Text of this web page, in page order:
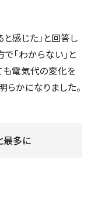
感じた」と回答し
「わからない」と
も電気代の変化を
かになりました。
最多に